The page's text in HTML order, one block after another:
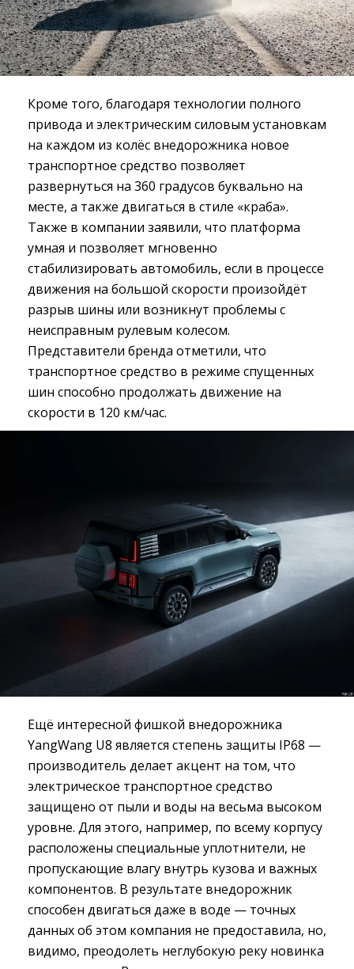
Кроме того, благодаря технологии полного
привода и электрическим силовым установкам
на каждом из колёс внедорожника новое
транспортное средство позволяет
развернуться на 360 градусов буквально на
месте, а также двигаться в стиле «краба».
Также в компании заявили, что платформа
умная и позволяет мгновенно
стабилизировать автомобиль, если в процессе
движения на большой скорости произойдёт
разрыв шины или возникнут проблемы с
неисправным рулевым колесом.
Представители бренда отметили, что
транспортное средство в режиме спущенных
шин способно продолжать движение на
скорости в 120 км/час.
Ещё интересной фишкой внедорожника
YangWang U8 является степень защиты IP68 —
производитель делает акцент на том, что
электрическое транспортное средство
защищено от пыли и воды на весьма высоком
уровне. Для этого, например, по всему корпусу
расположены специальные уплотнители, не
пропускающие влагу внутрь кузова и важных
компонентов. В результате внедорожник
способен двигаться даже в воде — точных
данных об этом компания не предоставила, но,
видимо, преодолеть неглубокую реку новинка